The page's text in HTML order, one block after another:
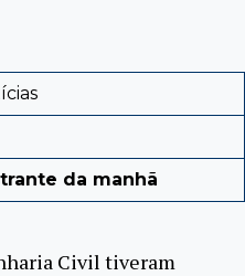
da manhã
Civil tiveram